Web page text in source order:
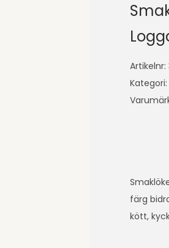
Artikelnr:
Kategori:
färg
kött,